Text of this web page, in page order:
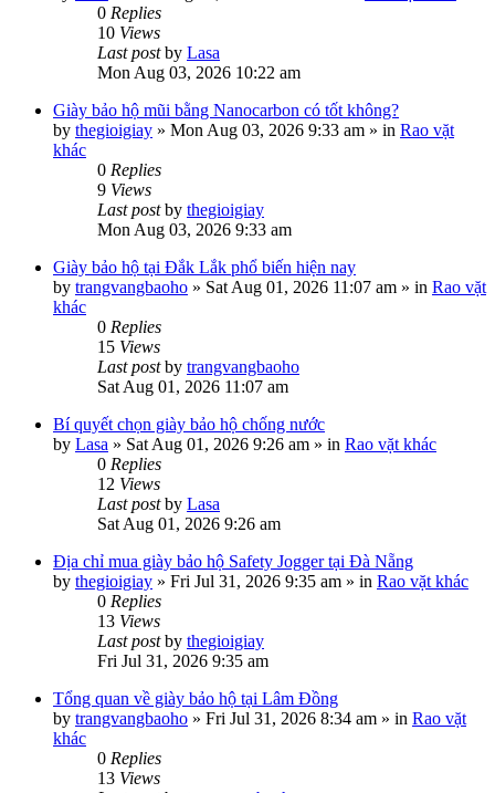
0 Replies
10 Views
Last postby Lasa
Mon Aug 03, 2026 10:22 am
Giày bảo hộ mũi bằng Nanocarbon có tốt không?
by thegioigiay » Mon Aug 03, 2026 9:33 am » in Rao vặt
khác
0 Replies
9 Views
Last postby thegioigiay
Mon Aug 03, 2026 9:33 am
Giày bảo hộ tại Đắk Lắk phổ biến hiện nay
by trangvangbaoho » Sat Aug 01, 2026 11:07 am » in Rao vặt
khác
0 Replies
15 Views
Last postby trangvangbaoho
Sat Aug 01, 2026 11:07 am
Bí quyết chọn giày bảo hộ chống nước
by Lasa » Sat Aug 01, 2026 9:26 am » in Rao vặt khác
0 Replies
12 Views
Last postby Lasa
Sat Aug 01, 2026 9:26 am
Địa chỉ mua giày bảo hộ Safety Jogger tại Đà Nẵng
by thegioigiay » Fri Jul 31, 2026 9:35 am » in Rao vặt khác
0 Replies
13 Views
Last postby thegioigiay
Fri Jul 31, 2026 9:35 am
Tổng quan về giày bảo hộ tại Lâm Đồng
by trangvangbaoho » Fri Jul 31, 2026 8:34 am » in Rao vặt
khác
0 Replies
13 Views